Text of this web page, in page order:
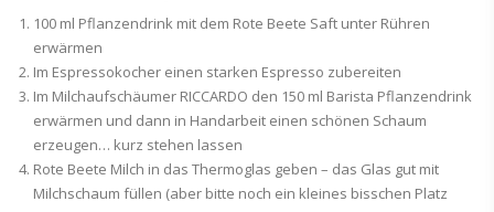
100 ml Pflanzendrink mit dem Rote Beete Saft unter Rühren
erwärmen
Im Espressokocher einen starken Espresso zubereiten
Im Milchaufschäumer RICCARDO den 150 ml Barista Pflanzendrink
erwärmen und dann in Handarbeit einen schönen Schaum
erzeugen… kurz stehen lassen
Rote Beete Milch in das Thermoglas geben – das Glas gut mit
Milchschaum füllen (aber bitte noch ein kleines bisschen Platz